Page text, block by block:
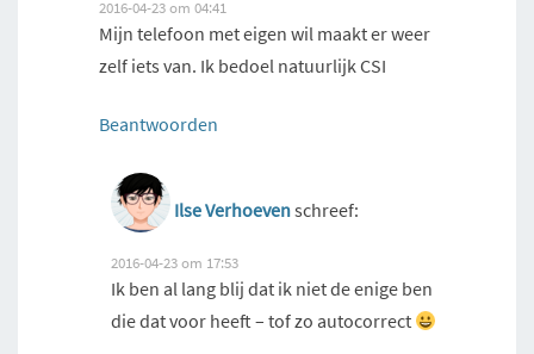
2016-04-23 om 04:41
Mijn telefoon met eigen wil maakt er weer
zelf iets van. Ik bedoel natuurlijk CSI
Beantwoorden
Ilse Verhoevenschreef:
2016-04-23 om 17:53
Ik ben al lang blij dat ik niet de enige ben
die dat voor heeft – tof zo autocorrect